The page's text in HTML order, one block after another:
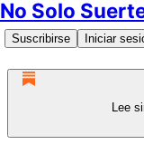
No Solo
Suscribirse Iniciar
Lee